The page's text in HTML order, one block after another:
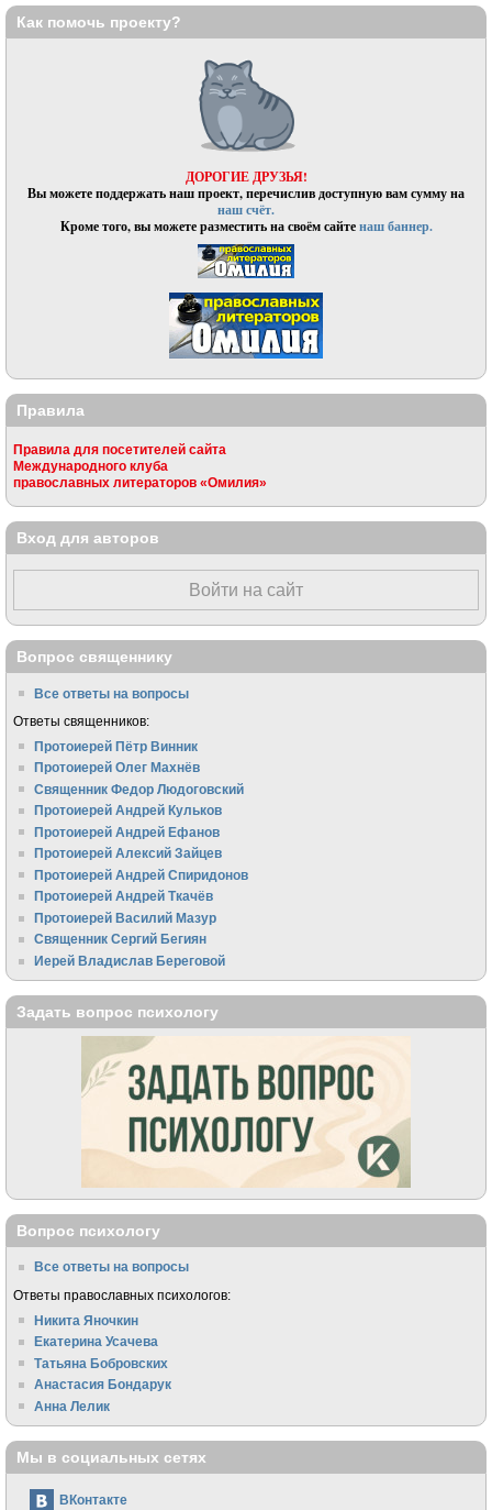
Как помочь проекту?
ДОРОГИЕ ДРУЗЬЯ!
Вы можете поддержать наш проект, перечислив доступную вам сумму на
наш счёт.
Кроме того, вы можете разместить на своём сайтенаш баннер.
Правила
Правила для посетителей сайта
Международного клуба
православных литераторов «Омилия»
Вход для авторов
Войти на сайт
Вопрос священнику
Все ответы на вопросы
Ответы священников:
Протоиерей Пётр Винник
Протоиерей Олег Махнёв
Священник Федор Людоговский
Протоиерей Андрей Кульков
Протоиерей Андрей Ефанов
Протоиерей Алексий Зайцев
Протоиерей Андрей Спиридонов
Протоиерей Андрей Ткачёв
Протоиерей Василий Мазур
Священник Сергий Бегиян
Иерей Владислав Береговой
Задать вопрос психологу
Вопрос психологу
Все ответы на вопросы
Ответы православных психологов:
Никита Яночкин
Екатерина Усачева
Татьяна Бобровских
Анастасия Бондарук
Анна Лелик
Мы в социальных сетях
ВКонтакте